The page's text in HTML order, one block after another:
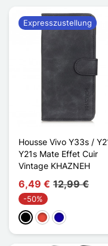
Housse Vivo Y33s /
Y21s Mate Effet Cuir
Vintage KHAZNEH
6,49 € 12,99 €
-50%
Schwarz
Rot Dunkelblau
Expresszustellung